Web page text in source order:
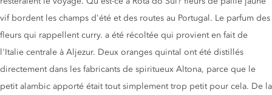
vif bordent les champs d'été et des routes au Portugal. Le parfum des
fleurs qui rappellent curry. a été récoltée qui provient en fait de
l'Italie centrale à Aljezur. Deux oranges quintal ont été distillés
directement dans les fabricants de spiritueux Altona, parce que le
petit alambic apporté était tout simplement trop petit pour cela. De la